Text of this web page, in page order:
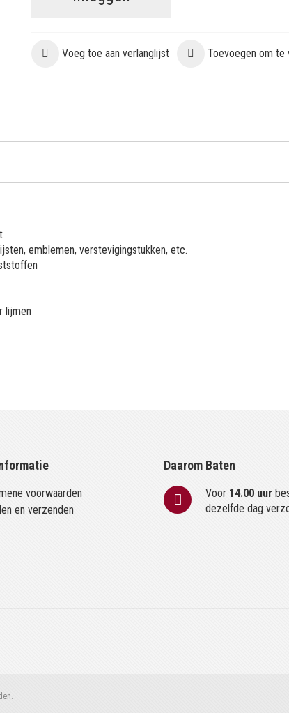
Voeg toe aan verlanglijst Toevoegen om te
emblemen, verstevigingstukken, etc.
lijmen
voorwaarden
en verzenden
Daarom Baten
Voor 14.00 uur
dezelfde dag